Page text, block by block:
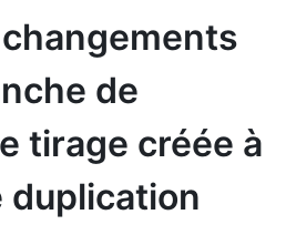
de
tirage créée à
duplication